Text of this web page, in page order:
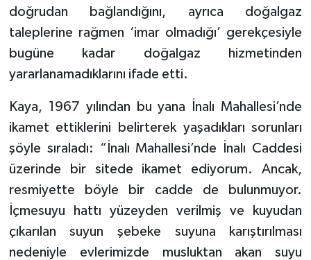
doğrudan bağlandığını, ayrıca doğalgaz
taleplerine rağmen ‘imar olmadığı’ gerekçesiyle
bugüne kadar doğalgaz hizmetinden
yararlanamadıklarını ifade etti.
Kaya, 1967 yılından bu yana İnalı Mahallesi’nde
ikamet ettiklerini belirterek yaşadıkları sorunları
şöyle sıraladı: “İnalı Mahallesi’nde İnalı Caddesi
üzerinde bir sitede ikamet ediyorum. Ancak,
resmiyette böyle bir cadde de bulunmuyor.
İçmesuyu hattı yüzeyden verilmiş ve kuyudan
çıkarılan suyun şebeke suyuna karıştırılması
nedeniyle evlerimizde musluktan akan suyu